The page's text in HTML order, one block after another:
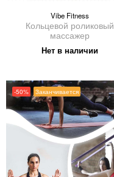
Vibe Fitness
Кольцевой роликовый
массажер
Нет в наличии
-50% Заканчивается